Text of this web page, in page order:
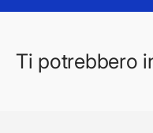
Ti potrebbero